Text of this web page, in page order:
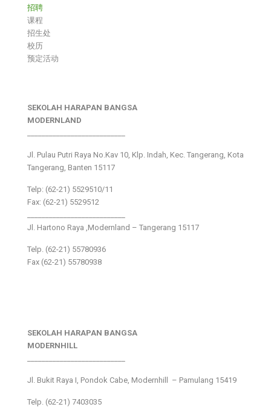
招聘
课程
招生处
校历
预定活动
SEKOLAH HARAPAN BANGSA
MODERNLAND
Jl. Pulau Putri Raya No.Kav 10, Klp. Indah, Kec. Tangerang, Kota
Tangerang, Banten 15117
Telp: (62-21) 5529510/11
Fax: (62-21) 5529512
Jl. Hartono Raya ,Modernland – Tangerang 15117
Telp. (62-21) 55780936
Fax (62-21) 55780938
SEKOLAH HARAPAN BANGSA
MODERNHILL
Jl. Bukit Raya I, Pondok Cabe, Modernhill – Pamulang 15419
Telp. (62-21) 7403035